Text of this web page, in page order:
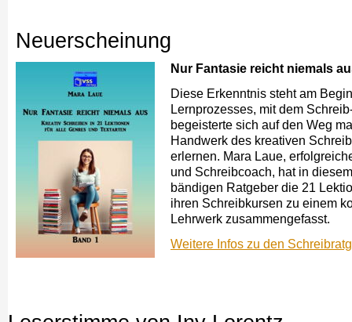
Neuerscheinung
Nur Fantasie reicht niemals
Diese Erkenntnis steht am
Lernprozesses, mit dem
begeisterte sich auf den Weg
Handwerk des kreativen
erlernen. Mara Laue,
und Schreibcoach, hat in
bändigen Ratgeber die 21
ihren Schreibkursen zu einem
Lehrwerk zusammengefasst.
Weitere Infos zu den